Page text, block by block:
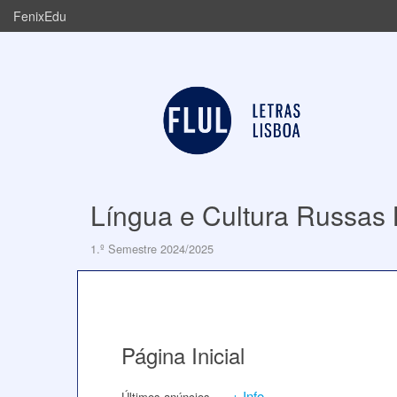
FenixEdu
Língua e Cultura Russas
1.º Semestre 2024/2025
Página Inicial